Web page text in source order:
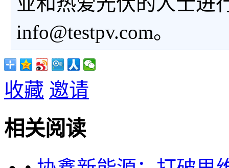
info@testpv.com。
收藏 邀请
相关阅读